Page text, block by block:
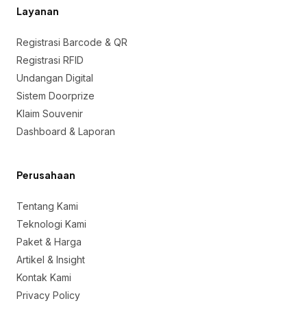
Layanan
Registrasi Barcode & QR
Registrasi RFID
Undangan Digital
Sistem Doorprize
Klaim Souvenir
Dashboard & Laporan
Perusahaan
Tentang Kami
Teknologi Kami
Paket & Harga
Artikel & Insight
Kontak Kami
Privacy Policy